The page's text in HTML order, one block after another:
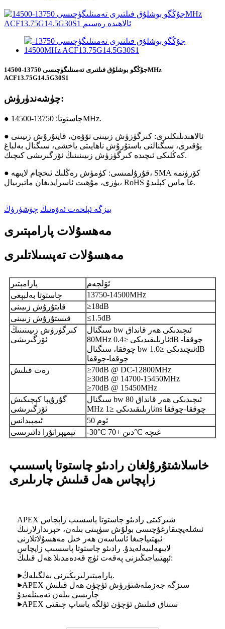
جۇڭگو بوشلۇق فىلتىرى تەمىنلىگۈچىسى 13750-14500MHz
ACF13.75G14.5G30S1
چۈشەندۈرۈش:
● چاستوتا: 13750-14500MHz.
● ئالاھىدىلىكلىرى: كىرگۈزۈش زىيىنى تۆۋەن، قايتۇرۇش زىيىنى
يۇقىرى، سىگنالنى باستۇرۇش ناھايىتى ياخشى، سىگنال بەلباغ
كەڭلىكى ئىچىدە كىرگۈزۈش زىيىنىنىڭ ئۆزگىرىشى كىچىك.
● قۇرۇلمىسى: كۈمۈش رەڭلىك ئىخچام لايىھە، SMA كۆرۈنمە
يۈزى، مۇھىت ئاسرايدىغان ماتېرىيال، RoHS غا ماس كېلىدۇ.
بىزگە ئېلخەت ئەۋەتىڭ چۈشۈرۈڭ
مەھسۇلات پارامېتىرى
مەھسۇلات تەپسىلاتلىرى
پارامېتىر
ئۆلچەم
چاستوتا بەلبېغى
13750-14500MHz
قايتۇرۇش زىيىنى
≥18dB
قىستۇرۇش زىيىنى
≤1.5dB
كىرگۈزۈش زىيىنىنىڭ
ئۆزگىرىشى
سىگنال bw ئىچىدىكى ھەر قانداق
80MHz ئارىلىقىدىكى ≤0.4dB چوققا-
چوققا، سىگنال bw ئىچىدىكى ≤1.0dB
چوققا-چوققا
رەت قىلىش
≥70dB @ DC-12800MHz
≥30dB @ 14700-15450MHz
≥70dB @ 15450MHz
گۇرۇپپا كېچىكىش
ئۆزگىرىشى
سىگنال bw ئىچىدىكى ھەر قانداق 80
MHz ئارىلىقىدىكى ≤1ns چوققا-چوققا
ئىمپېدانس
50 ئوم
تېمپېراتۇرا دائىرىسى
-30°C دىن +70°C غىچە
خاسلاشتۇرۇلغان رادىئو چاستوتا پاسسىپ
زاپچاس ھەل قىلىش چارىلىرى
APEX شىركىتى رادىئو چاستوتا پاسسىپ زاپچاس
ئىشلەپچىقارغۇچىسى بولۇش سۈپىتى بىلەن، خېرىدارلارنىڭ
ئېھتىياجىغا ئاساسەن ھەر خىل مەھسۇلاتلارنى
لايىھەلىيەلەيدۇ. رادىئو چاستوتا پاسسىپ زاپچاس
ئېھتىياجىڭىزنى پەقەت ئۈچ قەدەمدىلا ھەل قىلىڭ:
پارامېتىرلىرىڭىزنى بەلگىلەڭ.
APEX سىزگە جەزملەشتۈرۈش ئۈچۈن ھەل قىلىش
چارىسى بىلەن تەمىنلەيدۇ
APEX سىناق قىلىش ئۈچۈن ئۈلگە ياساپ چىقتى